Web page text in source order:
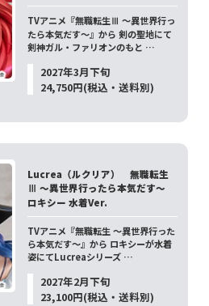
TVアニメ『無職転生Ⅲ ～異世界行っ
たら本気だす～』から 剣の聖地にて
剣神ガル・ファリオンのもと …
2027年3月下旬
24,750円(税込・送料別)
Lucrea（ルクリア） 無職転生
Ⅲ ～異世界行ったら本気だす～
ロキシー 水着Ver.
TVアニメ『無職転生 ～異世界行った
ら本気だす～』から ロキシーが水着
姿にてLucreaシリーズ …
2027年2月下旬
23,100円(税込・送料別)